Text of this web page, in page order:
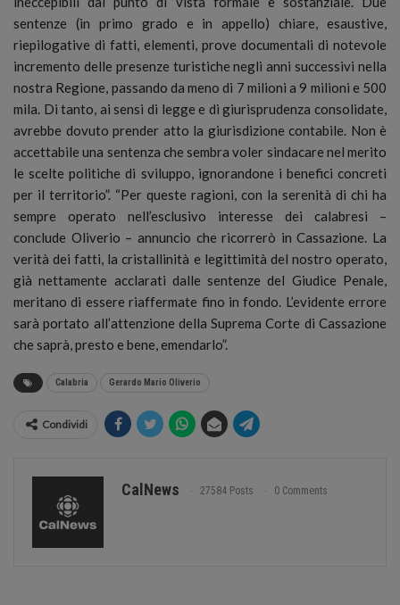
sentenze (in primo grado e in appello) chiare, esaustive,
riepilogative di fatti, elementi, prove documentali di notevole
incremento delle presenze turistiche negli anni successivi nella
nostra Regione, passando da meno di 7 milioni a 9 milioni e 500
mila. Di tanto, ai sensi di legge e di giurisprudenza consolidate,
avrebbe dovuto prender atto la giurisdizione contabile. Non è
accettabile una sentenza che sembra voler sindacare nel merito
le scelte politiche di sviluppo, ignorandone i benefici concreti
per il territorio”. “Per queste ragioni, con la serenità di chi ha
sempre operato nell’esclusivo interesse dei calabresi –
conclude Oliverio – annuncio che ricorrerò in Cassazione. La
verità dei fatti, la cristallinità e legittimità del nostro operato,
già nettamente acclarati dalle sentenze del Giudice Penale,
meritano di essere riaffermate fino in fondo. L’evidente errore
sarà portato all’attenzione della Suprema Corte di Cassazione
che saprà, presto e bene, emendarlo”.
Calabria Gerardo Mario Oliverio
Condividi
CalNews 27584 Posts 0 Comments